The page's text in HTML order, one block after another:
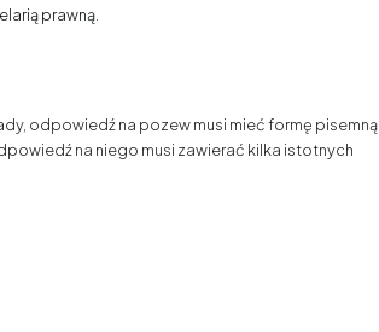
prawną
odpowiedź na pozew musi mieć formę pisemną
na niego musi zawierać kilka istotnych